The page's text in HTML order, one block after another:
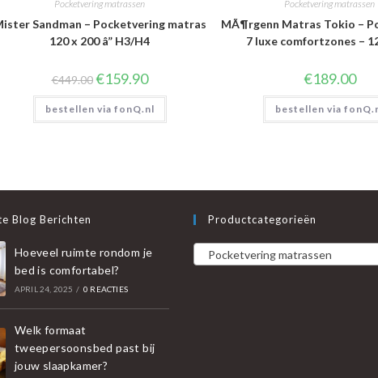
Pocketvering matrassen
Sandman – Pocketvering matras
120 x 200 â” H3/H4
€449.00Oorspronkelijke
prijs
was:
€449.00.
€159.90Huidige
prijs
is:
€159.90.
bestellen via fonQ.nl
Pocketvering matrassen
MÃ¶rgenn Matras Tokio –
7 luxe comfortzones –
€189.00
bestellen via
Blog Berichten
Hoeveel ruimte rondom je
bed is comfortabel?
APRIL 24, 2025 / 0 REACTIES
Welk formaat
tweepersoonsbed past bij
jouw slaapkamer?
Productcategorieën
Pocketvering matrassen